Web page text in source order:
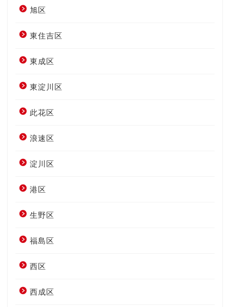
旭区
東住吉区
東成区
東淀川区
此花区
浪速区
淀川区
港区
生野区
福島区
西区
西成区